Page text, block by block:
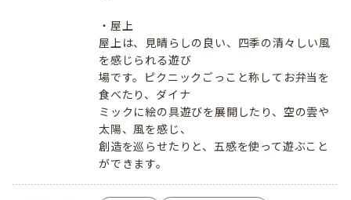
・屋上
屋上は、見晴らしの良い、四季の清々しい風
を感じられる遊び
場です。ピクニックごっこと称してお弁当を
食べたり、ダイナ
ミックに絵の具遊びを展開したり、空の雲や
太陽、風を感じ、
創造を巡らせたりと、五感を使って遊ぶこと
ができます。